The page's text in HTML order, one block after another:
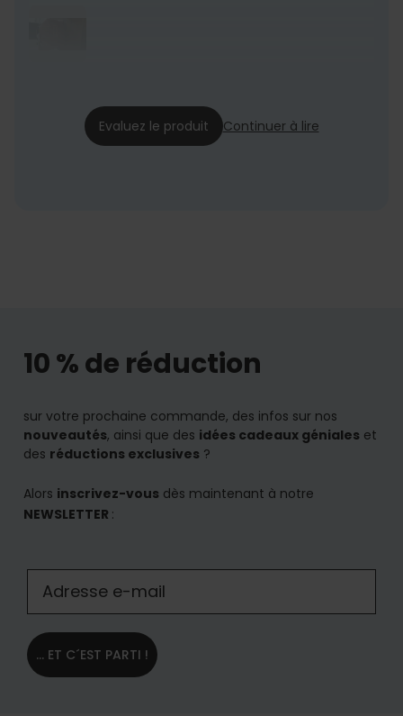
Evaluez le produit Continuer à lire
10 % de réduction
sur votre prochaine commande, des infos sur nos
nouveautés, ainsi que des idées cadeaux géniales et
des réductions exclusives ?
Alors inscrivez-vous dès maintenant à notre
NEWSLETTER :
... ET C´EST PARTI !